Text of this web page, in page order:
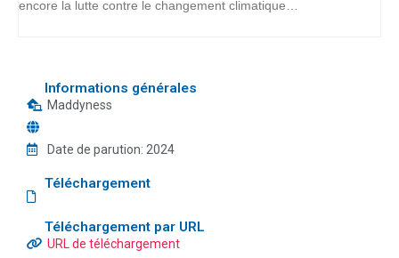
encore la lutte contre le changement climatique…
Informations générales
Maddyness
Date de parution: 2024
Téléchargement
Téléchargement par URL
URL de téléchargement